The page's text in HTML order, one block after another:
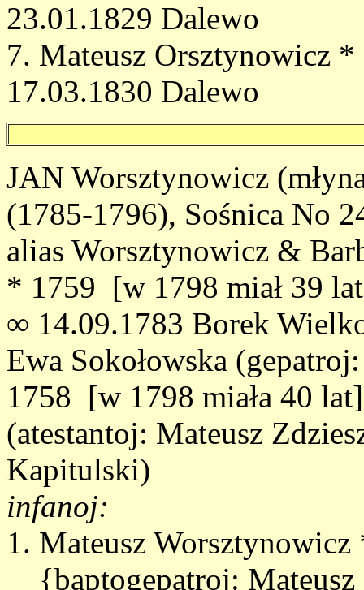
23.01.1829 Dalewo
7. Mateusz Orsztynowicz
17.03.1830 Dalewo
JAN Worsztynowicz
(1785-1796), Sośnica No
alias Worsztynowicz &
* 1759 [w 1798 miał 39
∞ 14.09.1783 Borek
Ewa Sokołowska
1758 [w 1798 miała 40
(atestantoj: Mateusz
Kapitulski)
infanoj:
1. Mateusz
{baptogepatroj: Mateusz